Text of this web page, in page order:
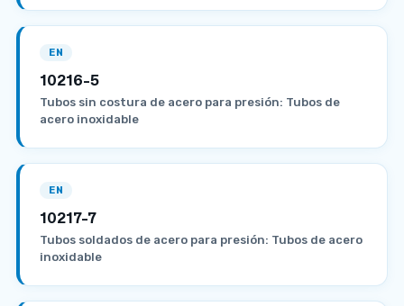
EN
10216-5
Tubos sin costura de acero para presión: Tubos de
acero inoxidable
EN
10217-7
Tubos soldados de acero para presión: Tubos de acero
inoxidable